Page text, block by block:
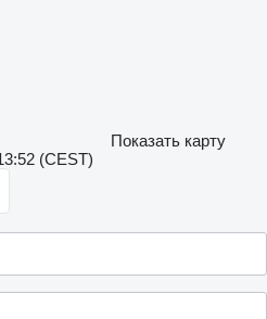
Показать карту
(CEST)